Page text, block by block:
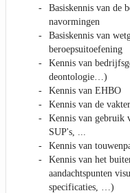
Basiskennis van de
navormingen
Basiskennis van
beroepsuitoefening
Kennis van
deontologie…)
Kennis van EHBO
Kennis van de
Kennis van gebruik
SUP's, ...
Kennis van
Kennis van het
aandachtspunten
specificaties, …)